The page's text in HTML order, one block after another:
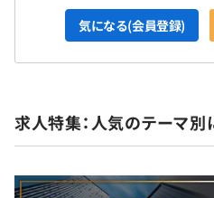
気になる(会員登録)
求人特集：人気のテーマ